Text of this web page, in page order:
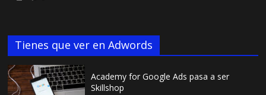
Tienes que ver en Adwords
Academy for Google Ads pasa a ser
Skillshop